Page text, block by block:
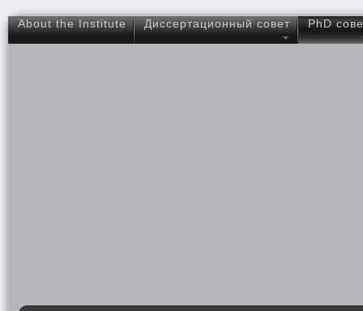
About the Institute Диссертационный совет PhD